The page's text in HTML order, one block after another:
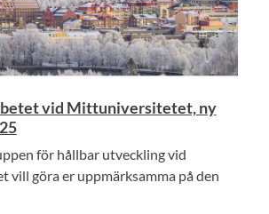
vid Mittuniversitetet, ny
för hållbar utveckling vid
göra er uppmärksamma på den